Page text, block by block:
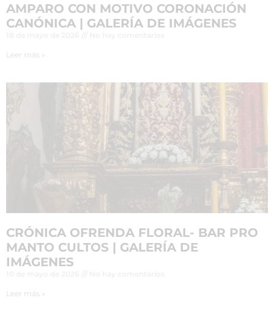
AMPARO CON MOTIVO CORONACIÓN
CANÓNICA | GALERÍA DE IMÁGENES
Leer más »
CRÓNICA OFRENDA FLORAL- BAR PRO
MANTO CULTOS | GALERÍA DE
IMÁGENES
Leer más »